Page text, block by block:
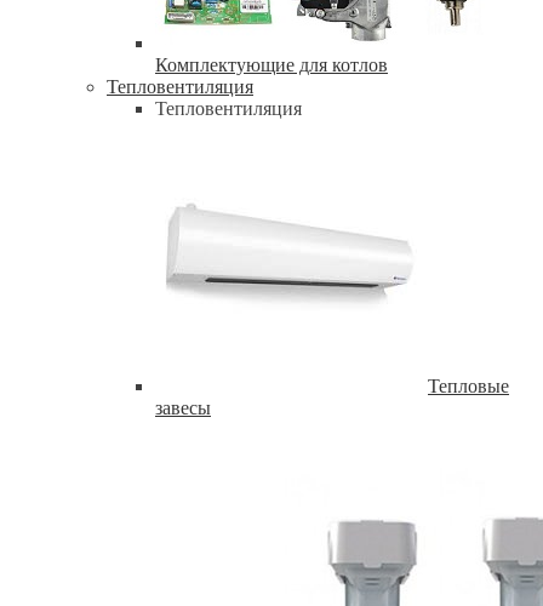
Комплектующие для котлов
Тепловентиляция
Тепловентиляция
Тепловые
завесы